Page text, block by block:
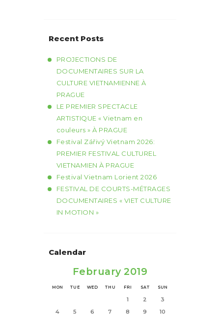
Recent Posts
PROJECTIONS DE
DOCUMENTAIRES SUR LA
CULTURE VIETNAMIENNE À
PRAGUE
LE PREMIER SPECTACLE
ARTISTIQUE « Vietnam en
couleurs » À PRAGUE
Festival Zářivý Vietnam 2026:
PREMIER FESTIVAL CULTUREL
VIETNAMIEN À PRAGUE
Festival Vietnam Lorient 2026
FESTIVAL DE COURTS-MÉTRAGES
DOCUMENTAIRES « VIET CULTURE
IN MOTION »
Calendar
February 2019
MON TUE WED THU FRI SAT SUN
1 2
3
4
5 6 7 8 9
10